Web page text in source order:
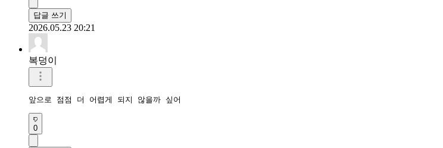
답글 쓰기
2026.05.23 20:21
복덩이
앞으로 점점 더 어렵게 되지 않을까 싶어
0